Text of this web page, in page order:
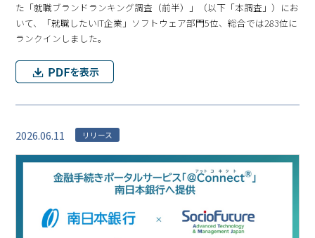
た「就職ブランドランキング調査（前半）」（以下「本調査」）にお
いて、「就職したいIT企業」ソフトウェア部門5位、総合では283位に
ランクインしました。
2026.06.11 リリース